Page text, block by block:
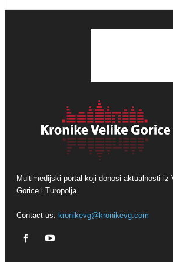
Multimedijski portal koji donosi aktualnosti iz
Gorice i Turopolja
Contact us: kronikevg@kronikevg.com